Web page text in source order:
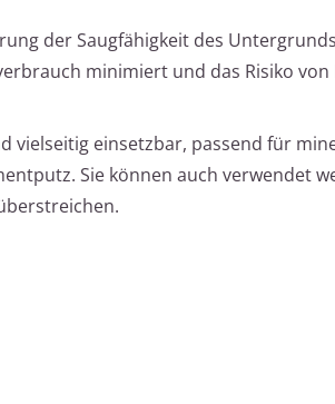
der Saugfähigkeit des
minimiert und das Risiko von
vielseitig einsetzbar, passend für
Sie können auch verwendet